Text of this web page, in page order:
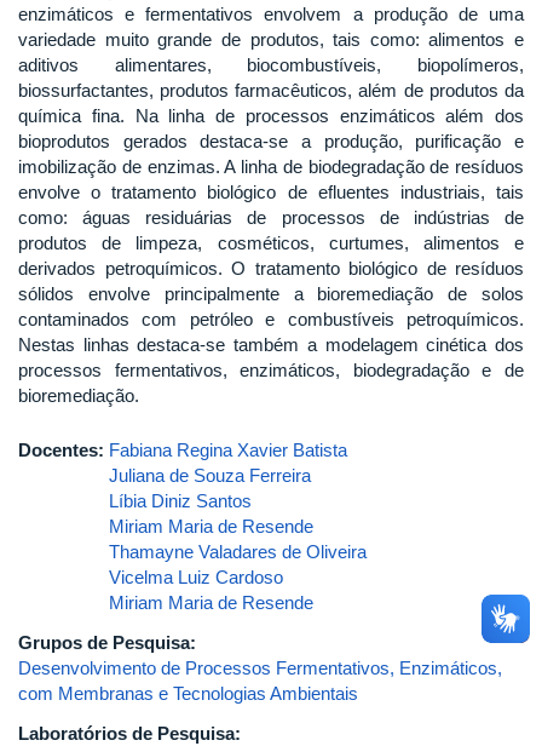
enzimáticos e fermentativos envolvem a produção de uma
variedade muito grande de produtos, tais como: alimentos e
aditivos alimentares, biocombustíveis, biopolímeros,
biossurfactantes, produtos farmacêuticos, além de produtos da
química fina. Na linha de processos enzimáticos além dos
bioprodutos gerados destaca-se a produção, purificação e
imobilização de enzimas. A linha de biodegradação de resíduos
envolve o tratamento biológico de efluentes industriais, tais
como: águas residuárias de processos de indústrias de
produtos de limpeza, cosméticos, curtumes, alimentos e
derivados petroquímicos. O tratamento biológico de resíduos
sólidos envolve principalmente a bioremediação de solos
contaminados com petróleo e combustíveis petroquímicos.
Nestas linhas destaca-se também a modelagem cinética dos
processos fermentativos, enzimáticos, biodegradação e de
bioremediação.
Docentes: Fabiana Regina Xavier Batista
Juliana de Souza Ferreira
Líbia Diniz Santos
Miriam Maria de Resende
Thamayne Valadares de Oliveira
Vicelma Luiz Cardoso
Miriam Maria de Resende
Grupos de Pesquisa:
Desenvolvimento de Processos Fermentativos, Enzimáticos,
com Membranas e Tecnologias Ambientais
Laboratórios de Pesquisa: